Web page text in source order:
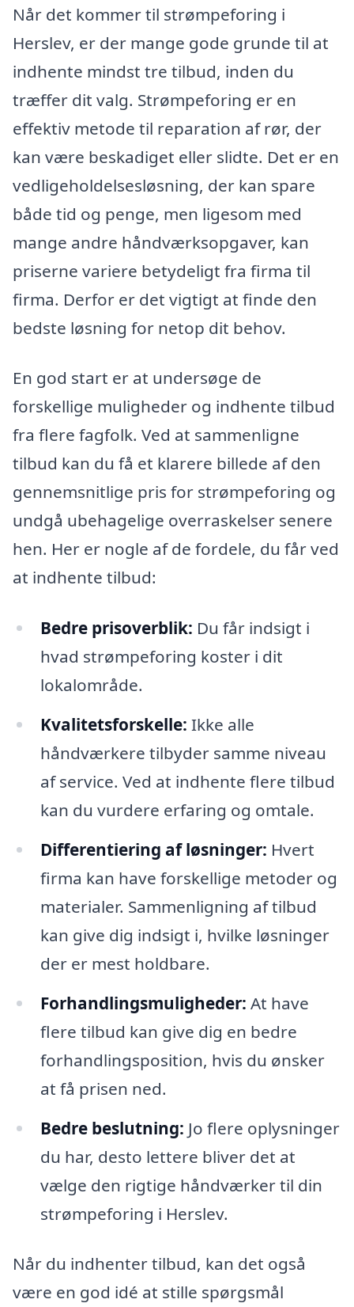
Når det kommer til strømpeforing i
Herslev, er der mange gode grunde til at
indhente mindst tre tilbud, inden du
træffer dit valg. Strømpeforing er en
effektiv metode til reparation af rør, der
kan være beskadiget eller slidte. Det er en
vedligeholdelsesløsning, der kan spare
både tid og penge, men ligesom med
mange andre håndværksopgaver, kan
priserne variere betydeligt fra firma til
firma. Derfor er det vigtigt at finde den
bedste løsning for netop dit behov.
En god start er at undersøge de
forskellige muligheder og indhente tilbud
fra flere fagfolk. Ved at sammenligne
tilbud kan du få et klarere billede af den
gennemsnitlige pris for strømpeforing og
undgå ubehagelige overraskelser senere
hen. Her er nogle af de fordele, du får ved
at indhente tilbud:
Bedre prisoverblik: Du får indsigt i
hvad strømpeforing koster i dit
lokalområde.
Kvalitetsforskelle: Ikke alle
håndværkere tilbyder samme niveau
af service. Ved at indhente flere tilbud
kan du vurdere erfaring og omtale.
Differentiering af løsninger: Hvert
firma kan have forskellige metoder og
materialer. Sammenligning af tilbud
kan give dig indsigt i, hvilke løsninger
der er mest holdbare.
Forhandlingsmuligheder: At have
flere tilbud kan give dig en bedre
forhandlingsposition, hvis du ønsker
at få prisen ned.
Bedre beslutning: Jo flere oplysninger
du har, desto lettere bliver det at
vælge den rigtige håndværker til din
strømpeforing i Herslev.
Når du indhenter tilbud, kan det også
være en god idé at stille spørgsmål